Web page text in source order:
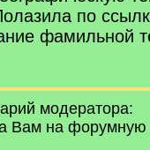
по
фамильной
модератора:
Вам на форумную